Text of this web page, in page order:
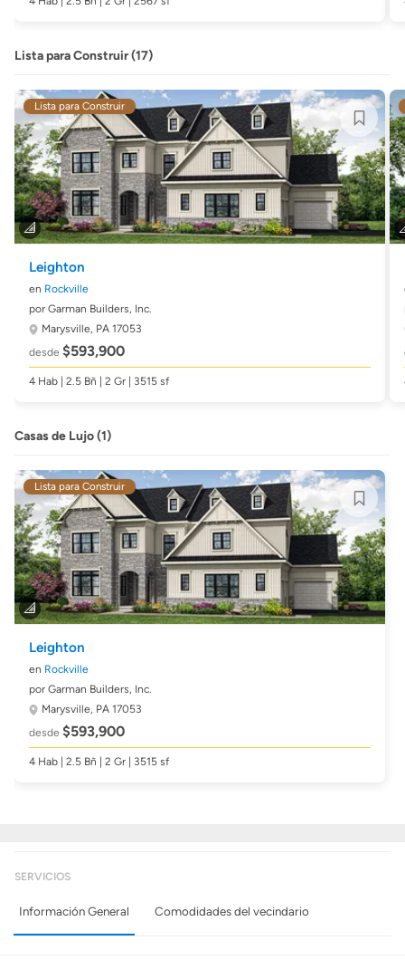
Lista para Construir (17)
Lista para Construir
Leighton
en Rockville
por Garman Builders, Inc.
Marysville, PA 17053
desde $593,900
4 Hab | 2.5 Bñ | 2 Gr | 3515 sf
Casas de Lujo (1)
Lista para Construir
Leighton
en Rockville
por Garman Builders, Inc.
Marysville, PA 17053
desde $593,900
4 Hab | 2.5 Bñ | 2 Gr | 3515 sf
SERVICIOS
Información General Comodidades del vecindario